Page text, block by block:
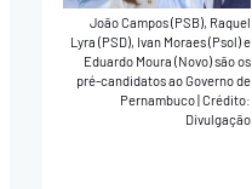
João Campos (PSB), Raquel
Lyra (PSD), Ivan Moraes (Psol) e
Eduardo Moura (Novo) são os
pré-candidatos ao Governo de
Pernambuco Crédito:
Divulgação